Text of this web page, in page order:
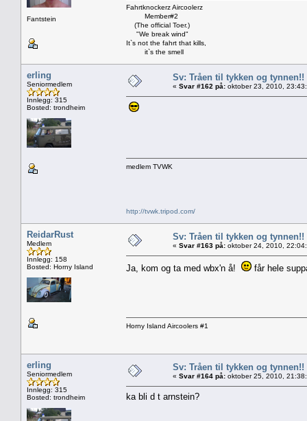
Fantstein
Fahrtknockerz Aircoolerz
Member#2
(The official Toer.)
"We break wind"
It`s not the fahrt that kills,
it`s the smell
erling
Seniormedlem
Innlegg: 315
Bosted: trondheim
Sv: Tråen til tykken og tynnen!!
« Svar #162 på: oktober 23, 2010,
medlem TVWK
http://tvwk.tripod.com/
ReidarRust
Medlem
Innlegg: 158
Bosted: Horny Island
Sv: Tråen til tykken og tynnen!!
« Svar #163 på: oktober 24, 2010,
Ja, kom og ta med wbx'n å! får hele
Horny Island Aircoolers #1
erling
Seniormedlem
Innlegg: 315
Bosted: trondheim
Sv: Tråen til tykken og tynnen!!
« Svar #164 på: oktober 25, 2010,
ka bli d t arnstein?